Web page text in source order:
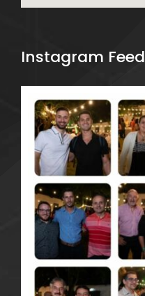
Instagram Feed